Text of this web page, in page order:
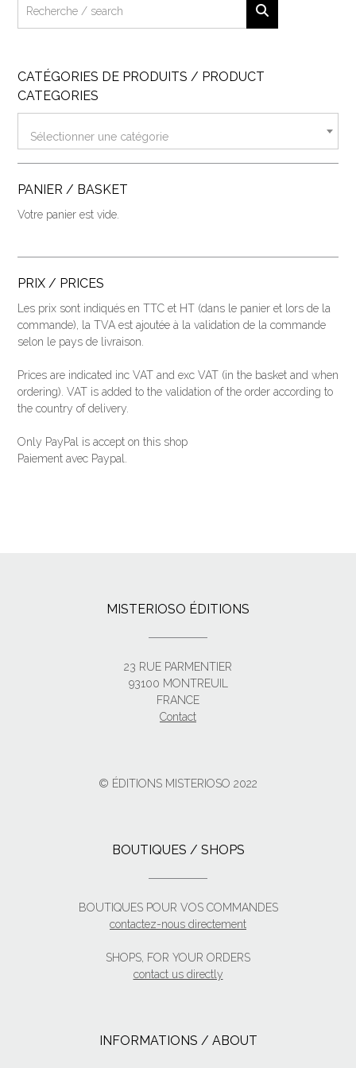
CATÉGORIES DE PRODUITS / PRODUCT
CATEGORIES
Sélectionner une catégorie
PANIER / BASKET
Votre panier est vide.
PRIX / PRICES
Les prix sont indiqués en TTC et HT (dans le panier et lors de la
commande), la TVA est ajoutée à la validation de la commande
selon le pays de livraison.
Prices are indicated inc VAT and exc VAT (in the basket and when
ordering). VAT is added to the validation of the order according to
the country of delivery.
Only PayPal is accept on this shop
Paiement avec Paypal.
MISTERIOSO ÉDITIONS
23 RUE PARMENTIER
93100 MONTREUIL
FRANCE
Contact
© ÉDITIONS MISTERIOSO 2022
BOUTIQUES / SHOPS
BOUTIQUES POUR VOS COMMANDES
contactez-nous directement
SHOPS, FOR YOUR ORDERS
contact us directly
INFORMATIONS / ABOUT